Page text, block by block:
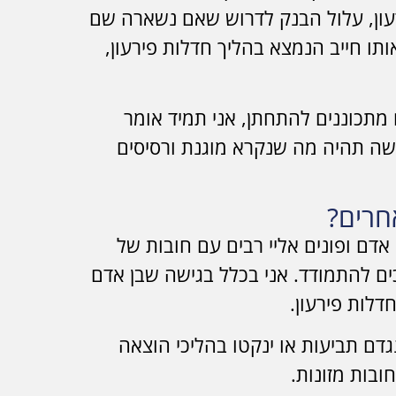
עלול הבנק לדרוש שאם נשארה שם
חייב הנמצא בהליך חדלות פירעון,
מתכוננים להתחתן, אני תמיד אומר
תהיה מה שנקרא מוגנת ורסיסים
ופונים אליי רבים עם חובות של
להתמודד. אני בכלל בגישה שבן אדם
פירעון.
שיגישו נגדם תביעות או ינקטו בהליכי הוצאה
מזונות.